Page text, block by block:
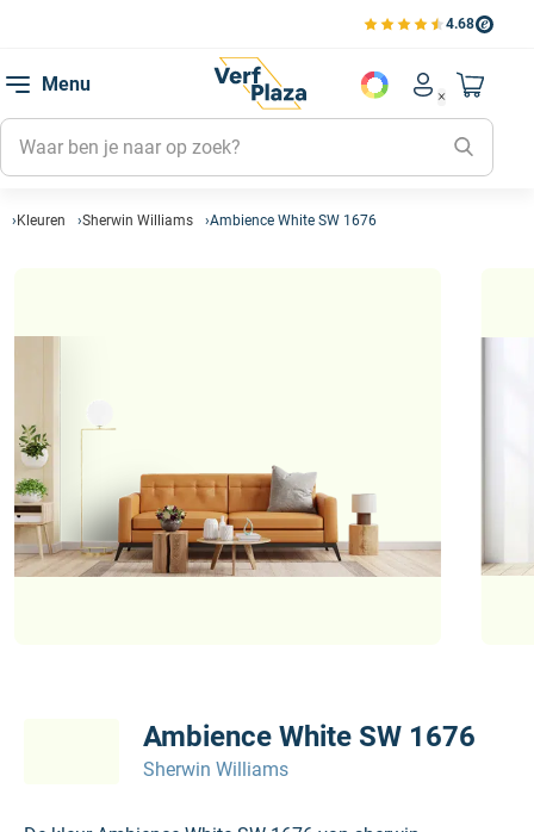
4.68
Bekijk de verfplaza
Menu
Account
Mijn
Naar
Kleuren Sherwin Williams Ambience White SW 1676
Ambience White SW 1676
Sherwin Williams